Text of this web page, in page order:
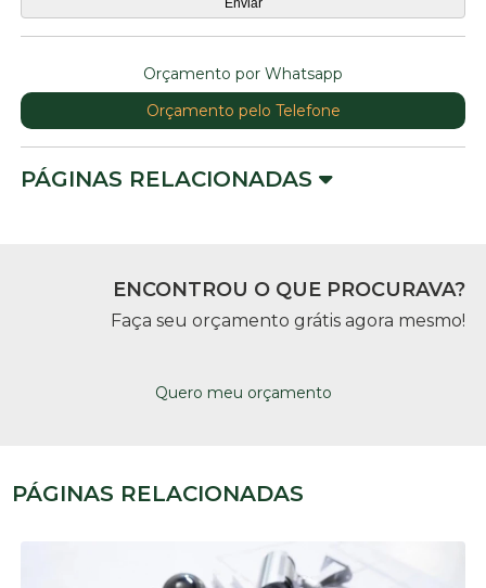
Orçamento por Whatsapp
Orçamento pelo Telefone
PÁGINAS RELACIONADAS
ENCONTROU O QUE PROCURAVA?
Faça seu orçamento grátis agora mesmo!
Quero meu orçamento
PÁGINAS RELACIONADAS